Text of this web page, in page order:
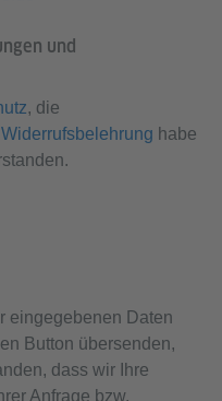
und
, die
Widerrufsbelehrung habe
eingegebenen Daten
Button übersenden,
dass wir Ihre
Anfrage bzw.